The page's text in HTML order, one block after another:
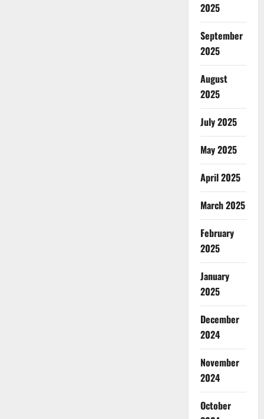
2025
September
2025
August
2025
July 2025
May 2025
April 2025
March 2025
February
2025
January
2025
December
2024
November
2024
October